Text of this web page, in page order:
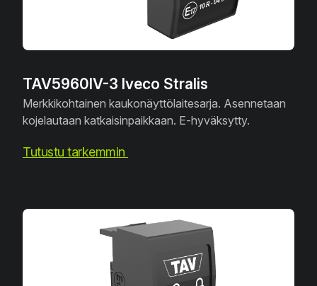
TAV5960IV-3 Iveco Stralis
Merkkikohtainen kaukonäyttölaitesarja. Asennetaan
kojelautaan katkaisinpaikkaan. E-hyväksytty.
Tutustu tarkemmin